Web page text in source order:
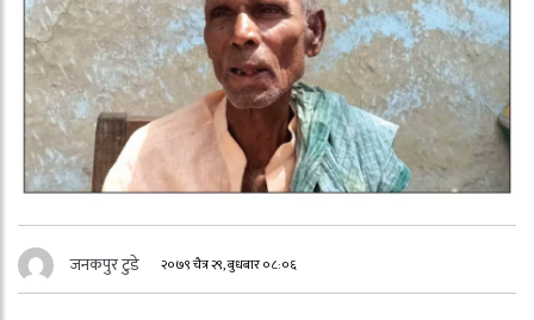
जनकपुर टुडे २०७९ चैत्र २९, बुधबार ०८:०६